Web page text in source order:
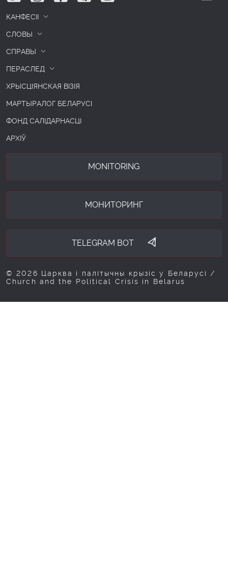
КАНФЕСІІ
СЛОВЫ
СПРАВЫ
ПЕРАСЛЕД
ХРЫСЦІЯНСКАЯ ВІЗІЯ
МАРТЫРАЛОГ БЕЛАРУСІ
ФОНД САЛІДАРНАСЦІ
АРХІЎ
MONITORING
МОНИТОРИНГ
TELEGRAM BOT
© 2026 Царква і палітычны крызіс у Беларусі /
Church and the Political Crisis in Belarus